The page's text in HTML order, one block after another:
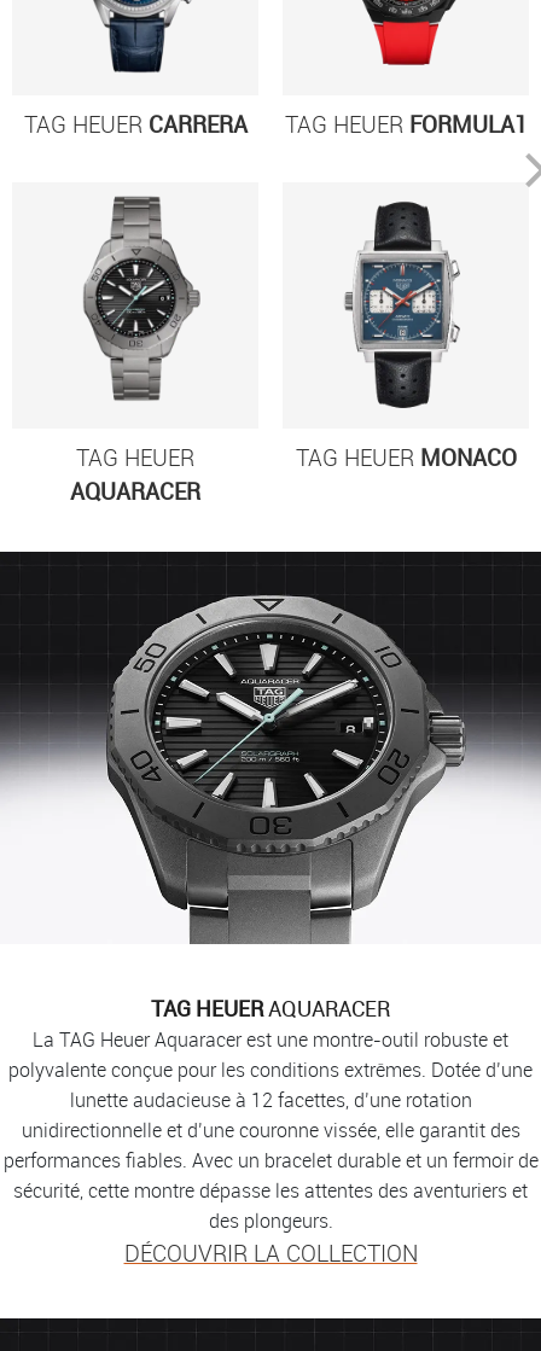
TAG HEUER CARRERA TAG HEUER FORMULA1
TAG HEUER
AQUARACER
TAG HEUER MONACO
TAG HEUERAQUARACER
La TAG Heuer Aquaracer est une montre-outil robuste et
polyvalente conçue pour les conditions extrêmes. Dotée d’une
lunette audacieuse à 12 facettes, d’une rotation
unidirectionnelle et d’une couronne vissée, elle garantit des
performances fiables. Avec un bracelet durable et un fermoir de
sécurité, cette montre dépasse les attentes des aventuriers et
des plongeurs.
DÉCOUVRIR LA COLLECTION